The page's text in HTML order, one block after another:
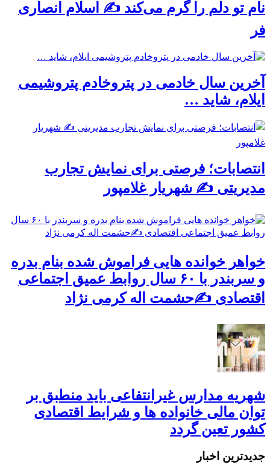
نام تو دلم را گرم می‌کند ✍️ اسلام انصاری
فر
آخرین سال خادمی در پتروخادم پتروشیمی
ایلام، شاید …
انتصابات؛ فرصتی برای نمایش تجارب
مدیریتی ✍ شهریار غلامپور
خواهر خوانده هایی فراموش شده بنام بدره
و سربندر با ۶۰ سال روابط عمیق اجتماعی
اقتصادی ✍حشمت اله کرمی نژاد
شهریه مدارس غیرانتفاعی باید منطبق بر
توان مالی خانواده ها و شرایط اقتصادی
کشور تعین گردد
جديدترين اخبار